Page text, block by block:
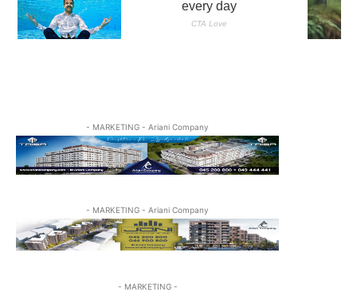
- MARKETING - Ariani Company
- MARKETING - Ariani Company
- MARKETING -